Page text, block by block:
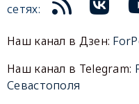
сетях:
Наш канал в Дзен:
Наш канал в Telegram:
Севастополя